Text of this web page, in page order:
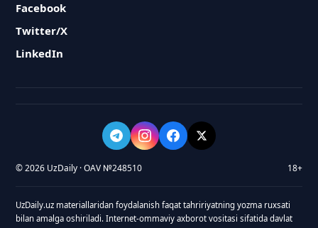
Facebook
Twitter/X
LinkedIn
© 2026 UzDaily · OAV №248510 18+
UzDaily.uz materiallaridan foydalanish faqat tahririyatning yozma ruxsati
bilan amalga oshiriladi. Internet-ommaviy axborot vositasi sifatida davlat